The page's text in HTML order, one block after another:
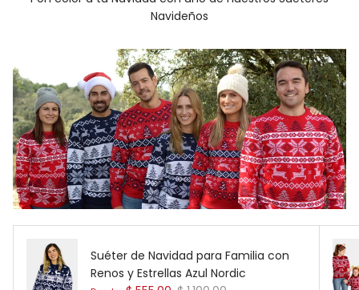
Navideños
Suéter de Navidad para Familia con
Renos y Estrellas Azul Nordic